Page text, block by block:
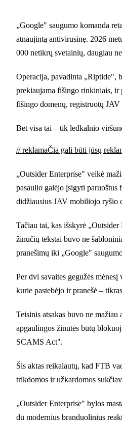
„Google" saugumo komanda
atnaujintą antivirusinę. 2026
000 netikrų svetainių, daugiau
Operacija, pavadinta „Riptide",
prekiaujama fišingo rinkiniais, ir
fišingo domenų, registruotų
Bet visa tai – tik ledkalnio
// reklamaČia gali būti jūsų
„Outsider Enterprise" veikė
pasaulio galėjo įsigyti
didžiausius JAV mobiliojo ryšio
Tačiau tai, kas išskyrė
žinučių tekstai buvo ne
pranešimų iki „Google"
Per dvi savaites gegužės
kurie pastebėjo ir pranešė –
Teisinis atsakas buvo ne
apgaulingos žinutės būtų
SCAMS Act".
Šis aktas reikalautų, kad FTB
trikdomos ir užkardomos
„Outsider Enterprise" bylos
du modernius branduolinius